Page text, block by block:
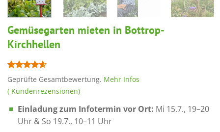
Gemüsegarten mieten in Bottrop-
Kirchhellen
Bewertet
mit4.57
von 5,
auf
7
Kundenbewertungen
Geprüfte Gesamtbewertung. Mehr Infos
( Kundenrezensionen)
Einladung zum Infotermin vor Ort: Mi 15.7., 19–20
Uhr & So 19.7., 10–11 Uhr